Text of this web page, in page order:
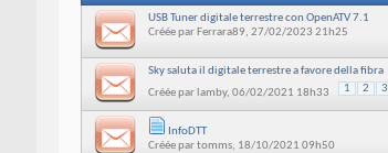
USB Tuner digitale terrestre con OpenATV 7.1
Créée par Ferrara89, 27/02/2023 21h25
Sky saluta il digitale terrestre a favore della fibra
Créée par lamby, 06/02/2021 18h33 1 2 3
InfoDTT
Créée partomms, 18/10/2021 09h50